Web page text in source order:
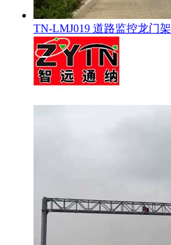
TN-LMJ019 道路监控龙门架